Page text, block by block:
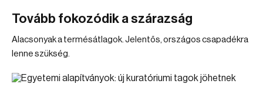
Tovább fokozódik a szárazság
Alacsonyak a termésátlagok. Jelentős, országos csapadékra
lenne szükség.